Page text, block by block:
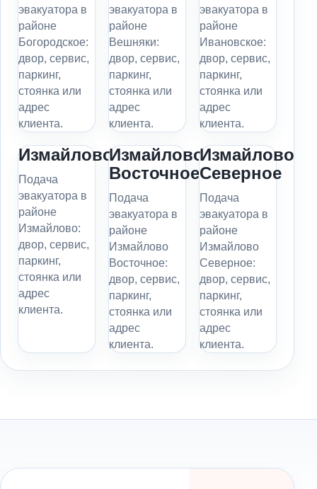
эвакуатора в
районе
Богородское:
двор, сервис,
паркинг,
стоянка или
адрес
клиента.
эвакуатора в
районе
Вешняки:
двор, сервис,
паркинг,
стоянка или
адрес
клиента.
эвакуатора в
районе
Ивановское:
двор, сервис,
паркинг,
стоянка или
адрес
клиента.
Измайлово
Подача
эвакуатора в
районе
Измайлово:
двор, сервис,
паркинг,
стоянка или
адрес
клиента.
Измайлово
Восточное
Подача
эвакуатора в
районе
Измайлово
Восточное:
двор, сервис,
паркинг,
стоянка или
адрес
клиента.
Измайлово
Северное
Подача
эвакуатора в
районе
Измайлово
Северное:
двор, сервис,
паркинг,
стоянка или
адрес
клиента.